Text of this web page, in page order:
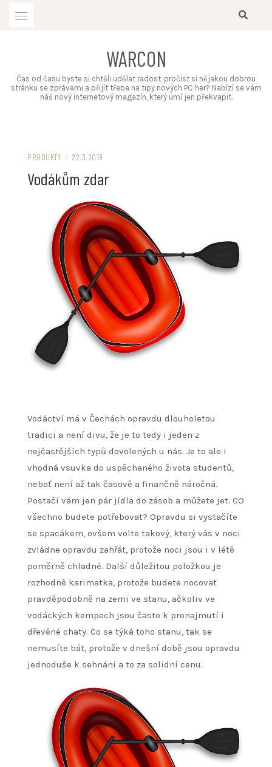
WARCON
Čas od času byste si chtěli udělat radost, pročíst si nějakou dobrou
stránku se zprávami a přijít třeba na tipy nových PC her? Nabízí se vám
náš nový internetový magazín, který umí jen překvapit.
PRODUKTY / 22.3.2019
Vodákům zdar
Vodáctví má v Čechách opravdu dlouholetou
tradici a není divu, že je to tedy i jeden z
nejčastějších typů dovolených u nás. Je to ale i
vhodná vsuvka do uspěchaného života studentů,
neboť není až tak časově a finančně náročná.
Postačí vám jen pár jídla do zásob a můžete jet. CO
všechno budete potřebovat? Opravdu si vystačíte
se spacákem, ovšem volte takový, který vás v noci
zvládne opravdu zahřát, protože noci jsou i v létě
poměrně chladné. Další důležitou položkou je
rozhodně karimatka, protože budete nocovat
pravděpodobně na zemi ve stanu, ačkoliv ve
vodáckých kempech jsou často k pronajmutí i
dřevěné chaty. Co se týká toho stanu, tak se
nemusíte bát, protože v dnešní době jsou opravdu
jednoduše k sehnání a to za solidní cenu.